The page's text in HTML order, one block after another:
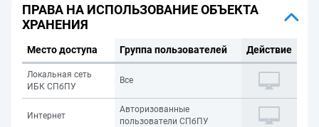
ПРАВА НА ИСПОЛЬЗОВАНИЕ ОБЪЕКТА
ХРАНЕНИЯ
Место доступа Группа пользователей Действие
Локальная сеть
ИБК СПбПУ
Все
Интернет
Авторизованные
пользователи СПбПУ